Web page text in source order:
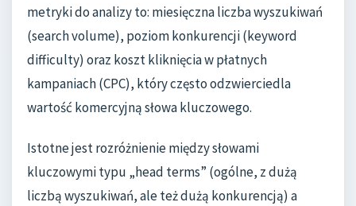
metryki do analizy to: miesięczna liczba wyszukiwań
(search volume), poziom konkurencji (keyword
difficulty) oraz koszt kliknięcia w płatnych
kampaniach (CPC), który często odzwierciedla
wartość komercyjną słowa kluczowego.
Istotne jest rozróżnienie między słowami
kluczowymi typu „head terms” (ogólne, z dużą
liczbą wyszukiwań, ale też dużą konkurencją) a